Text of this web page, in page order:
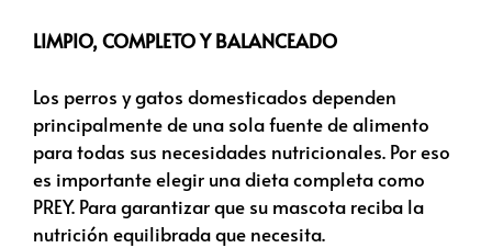
LIMPIO, COMPLETO Y BALANCEADO
Los perros y gatos domesticados dependen
principalmente de una sola fuente de alimento
para todas sus necesidades nutricionales. Por eso
es importante elegir una dieta completa como
PREY. Para garantizar que su mascota reciba la
nutrición equilibrada que necesita.